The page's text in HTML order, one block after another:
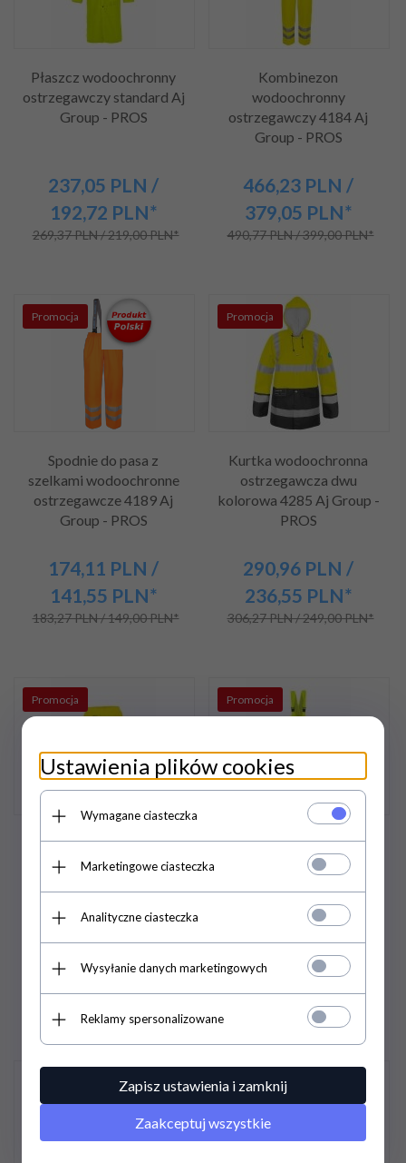
Płaszcz wodoochronny
ostrzegawczy standard Aj
Group - PROS
237,05 PLN /
192,72 PLN*
269,37 PLN / 219,00 PLN*
Kombinezon
wodoochronny
ostrzegawczy 4184 Aj
Group - PROS
466,23 PLN /
379,05 PLN*
490,77 PLN / 399,00 PLN*
Promocja
Spodnie do pasa z
szelkami wodoochronne
ostrzegawcze 4189 Aj
Group - PROS
174,11 PLN /
141,55 PLN*
183,27 PLN / 149,00 PLN*
Promocja
Kurtka wodoochronna
ostrzegawcza dwu
kolorowa 4285 Aj Group -
PROS
290,96 PLN /
236,55 PLN*
306,27 PLN / 249,00 PLN*
Promocja
Spodnie do pasa
wodoochronne
Group - PROS
150,74PLN/
122,55PLN*
Promocja
Spodnie ogrodniczki
wodoochronne
PROS
193,75PLN/
157,52
PLN*
Promocja
Ustawienia plików cookies
Wymagane ciasteczka
Marketingowe ciasteczka
Analityczne ciasteczka
Wysyłanie danych marketingowych
Reklamy spersonalizowane
Zapisz ustawienia i zamknij
Zaakceptuj wszystkie